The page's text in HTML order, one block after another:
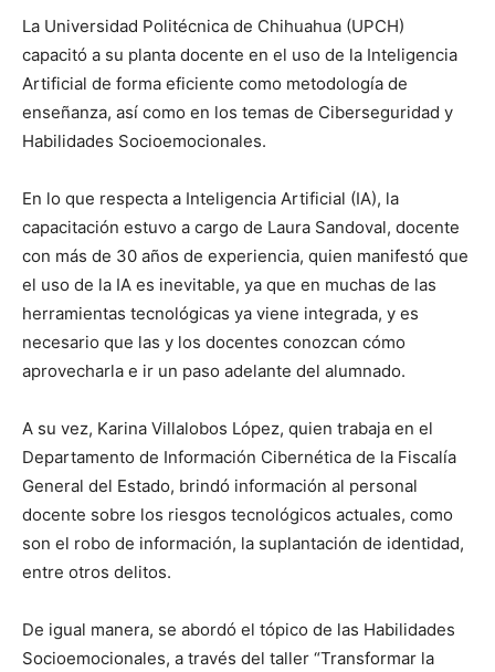
La Universidad Politécnica de Chihuahua (UPCH)
capacitó a su planta docente en el uso de la Inteligencia
Artificial de forma eficiente como metodología de
enseñanza, así como en los temas de Ciberseguridad y
Habilidades Socioemocionales.
En lo que respecta a Inteligencia Artificial (IA), la
capacitación estuvo a cargo de Laura Sandoval, docente
con más de 30 años de experiencia, quien manifestó que
el uso de la IA es inevitable, ya que en muchas de las
herramientas tecnológicas ya viene integrada, y es
necesario que las y los docentes conozcan cómo
aprovecharla e ir un paso adelante del alumnado.
A su vez, Karina Villalobos López, quien trabaja en el
Departamento de Información Cibernética de la Fiscalía
General del Estado, brindó información al personal
docente sobre los riesgos tecnológicos actuales, como
son el robo de información, la suplantación de identidad,
entre otros delitos.
De igual manera, se abordó el tópico de las Habilidades
Socioemocionales, a través del taller “Transformar la